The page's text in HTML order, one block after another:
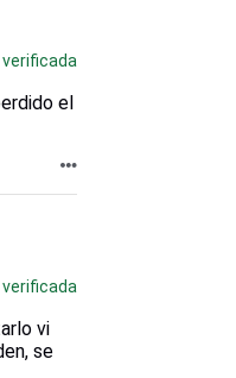
el
vi
se